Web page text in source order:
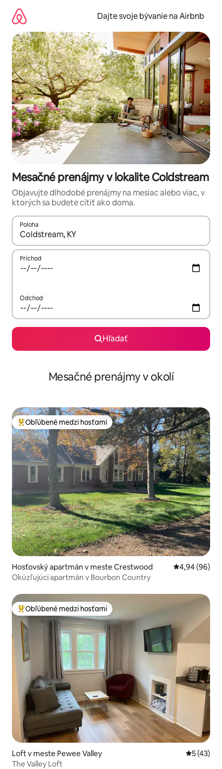
obsah.
Dajte svoje bývanie na Airbnb
Mesačné prenájmy v lokalite Coldstream
Objavujte dlhodobé prenájmy na mesiac alebo viac, v
ktorých sa budete cítiť ako doma.
Poloha
Keď budú výsledky k dispozícii, môžete si ich prechádzať
Príchod
Odchod
Hľadať
Mesačné prenájmy v okolí
Najobľúbenejšie medzi hosťami
Obľúbené medzi hosťami
Hosťovský apartmán v meste Crestwood Priemerné
4,94 (96)
Okúzľujúci apartmán v Bourbon Country
Najobľúbenejšie medzi hosťami
Obľúbené medzi hosťami
Loft v meste Pewee Valley
5 (43)
The Valley Loft